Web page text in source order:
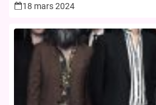
18 mars 2024